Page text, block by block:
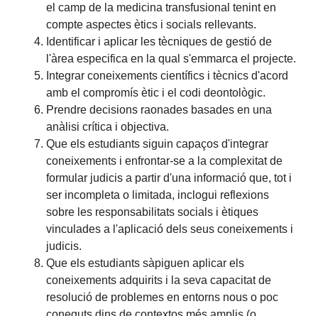
el camp de la medicina transfusional tenint en
compte aspectes ètics i socials rellevants.
Identificar i aplicar les tècniques de gestió de
l'àrea especifica en la qual s'emmarca el projecte.
Integrar coneixements científics i tècnics d'acord
amb el compromís ètic i el codi deontològic.
Prendre decisions raonades basades en una
anàlisi crítica i objectiva.
Que els estudiants siguin capaços d'integrar
coneixements i enfrontar-se a la complexitat de
formular judicis a partir d'una informació que, tot i
ser incompleta o limitada, inclogui reflexions
sobre les responsabilitats socials i ètiques
vinculades a l'aplicació dels seus coneixements i
judicis.
Que els estudiants sàpiguen aplicar els
coneixements adquirits i la seva capacitat de
resolució de problemes en entorns nous o poc